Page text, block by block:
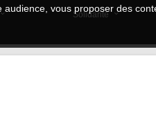
vous proposer des
Solidarité